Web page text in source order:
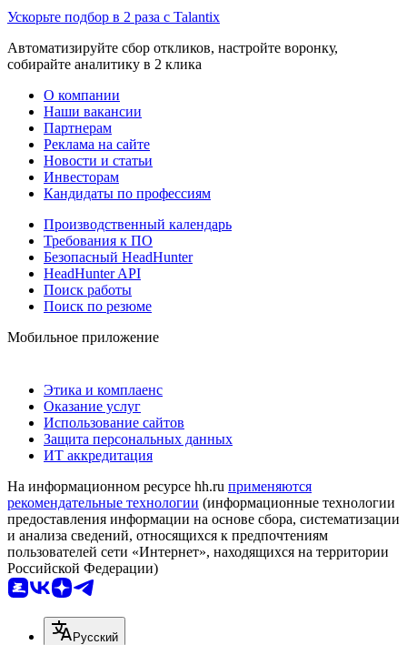
Ускорьте подбор в 2 раза с Talantix
Автоматизируйте сбор откликов, настройте воронку,
собирайте аналитику в 2 клика
О компании
Наши вакансии
Партнерам
Реклама на сайте
Новости и статьи
Инвесторам
Кандидаты по профессиям
Производственный календарь
Требования к ПО
Безопасный HeadHunter
HeadHunter API
Поиск работы
Поиск по резюме
Мобильное приложение
Этика и комплаенс
Оказание услуг
Использование сайтов
Защита персональных данных
ИТ аккредитация
На информационном ресурсе hh.ru применяются
рекомендательные технологии (информационные технологии
предоставления информации на основе сбора, систематизации
и анализа сведений, относящихся к предпочтениям
пользователей сети «Интернет», находящихся на территории
Российской Федерации)
Русский